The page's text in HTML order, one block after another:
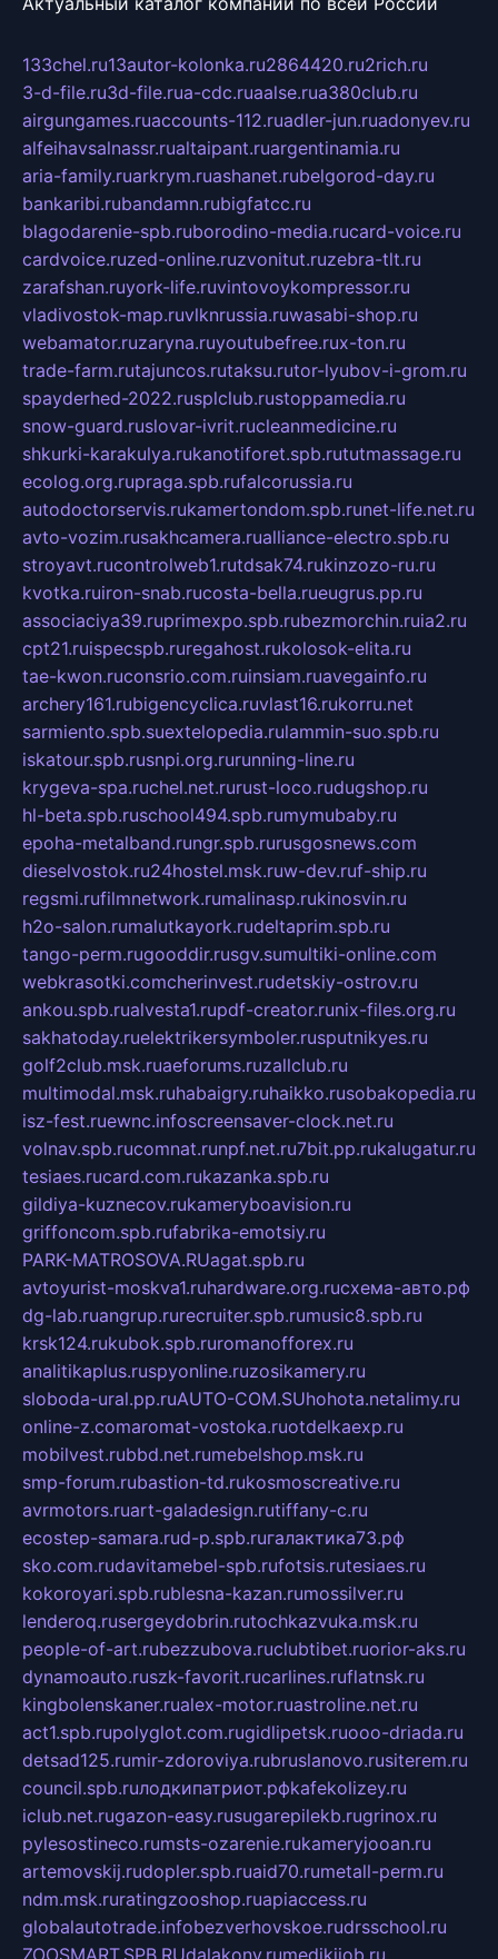
133chel.ru13autor-kolonka.ru2864420.ru2rich.ru
3-d-file.ru3d-file.rua-cdc.ruaalse.rua380club.ru
airgungames.ruaccounts-112.ruadler-jun.ruadonyev.ru
alfeihavsalnassr.rualtaipant.ruargentinamia.ru
aria-family.ruarkrym.ruashanet.rubelgorod-day.ru
bankaribi.rubandamn.rubigfatcc.ru
blagodarenie-spb.ruborodino-media.rucard-voice.ru
cardvoice.ruzed-online.ruzvonitut.ruzebra-tlt.ru
zarafshan.ruyork-life.ruvintovoykompressor.ru
vladivostok-map.ruvlknrussia.ruwasabi-shop.ru
webamator.ruzaryna.ruyoutubefree.rux-ton.ru
trade-farm.rutajuncos.rutaksu.rutor-lyubov-i-grom.ru
spayderhed-2022.rusplclub.rustoppamedia.ru
snow-guard.ruslovar-ivrit.rucleanmedicine.ru
shkurki-karakulya.rukanotiforet.spb.rututmassage.ru
ecolog.org.rupraga.spb.rufalcorussia.ru
autodoctorservis.rukamertondom.spb.runet-life.net.ru
avto-vozim.rusakhcamera.rualliance-electro.spb.ru
stroyavt.rucontrolweb1.rutdsak74.rukinzozo-ru.ru
kvotka.ruiron-snab.rucosta-bella.rueugrus.pp.ru
associaciya39.ruprimexpo.spb.rubezmorchin.ruia2.ru
cpt21.ruispecspb.ruregahost.rukolosok-elita.ru
tae-kwon.ruconsrio.com.ruinsiam.ruavegainfo.ru
archery161.rubigencyclica.ruvlast16.rukorru.net
sarmiento.spb.suextelopedia.rulammin-suo.spb.ru
iskatour.spb.rusnpi.org.rurunning-line.ru
krygeva-spa.ruchel.net.rurust-loco.rudugshop.ru
hl-beta.spb.ruschool494.spb.rumymubaby.ru
epoha-metalband.rungr.spb.rurusgosnews.com
dieselvostok.ru24hostel.msk.ruw-dev.ruf-ship.ru
regsmi.rufilmnetwork.rumalinasp.rukinosvin.ru
h2o-salon.rumalutkayork.rudeltaprim.spb.ru
tango-perm.rugooddir.rusgv.sumultiki-online.com
webkrasotki.comcherinvest.rudetskiy-ostrov.ru
ankou.spb.rualvesta1.rupdf-creator.runix-files.org.ru
sakhatoday.ruelektrikersymboler.rusputnikyes.ru
golf2club.msk.ruaeforums.ruzallclub.ru
multimodal.msk.ruhabaigry.ruhaikko.rusobakopedia.ru
isz-fest.ruewnc.infoscreensaver-clock.net.ru
volnav.spb.rucomnat.runpf.net.ru7bit.pp.rukalugatur.ru
tesiaes.rucard.com.rukazanka.spb.ru
gildiya-kuznecov.rukameryboavision.ru
griffoncom.spb.rufabrika-emotsiy.ru
PARK-MATROSOVA.RUagat.spb.ru
avtoyurist-moskva1.ruhardware.org.ruсхема-авто.рф
dg-lab.ruangrup.rurecruiter.spb.rumusic8.spb.ru
krsk124.rukubok.spb.ruromanofforex.ru
analitikaplus.ruspyonline.ruzosikamery.ru
sloboda-ural.pp.ruAUTO-COM.SUhohota.netalimy.ru
online-z.comaromat-vostoka.ruotdelkaexp.ru
mobilvest.rubbd.net.rumebelshop.msk.ru
smp-forum.rubastion-td.rukosmoscreative.ru
avrmotors.ruart-galadesign.rutiffany-c.ru
ecostep-samara.rud-p.spb.ruгалактика73.рф
sko.com.rudavitamebel-spb.rufotsis.rutesiaes.ru
kokoroyari.spb.rublesna-kazan.rumossilver.ru
lenderoq.rusergeydobrin.rutochkazvuka.msk.ru
people-of-art.rubezzubova.ruclubtibet.ruorior-aks.ru
dynamoauto.ruszk-favorit.rucarlines.ruflatnsk.ru
kingbolenskaner.rualex-motor.ruastroline.net.ru
act1.spb.rupolyglot.com.rugidlipetsk.ruooo-driada.ru
detsad125.rumir-zdoroviya.rubruslanovo.rusiterem.ru
council.spb.ruлодкипатриот.рфkafekolizey.ru
iclub.net.rugazon-easy.rusugarepilekb.rugrinox.ru
pylesostineco.rumsts-ozarenie.rukameryjooan.ru
artemovskij.rudopler.spb.ruaid70.rumetall-perm.ru
ndm.msk.ruratingzooshop.ruapiaccess.ru
globalautotrade.infobezverhovskoe.rudrsschool.ru
ZOOSMART.SPB.RUdalakony.rumedikijob.ru